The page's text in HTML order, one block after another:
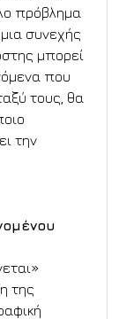
πρόβλημα
συνεχής
μπορεί
που
τους, θα
την
της